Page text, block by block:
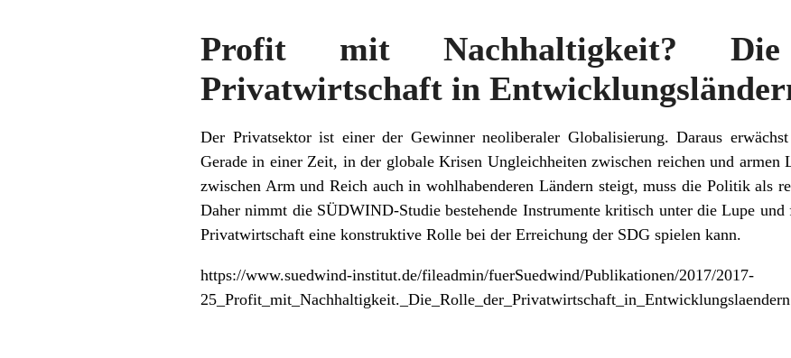
Profit mit Nachhaltigkeit?
Privatwirtschaft in
Der Privatsektor ist einer der Gewinner neoliberaler Globalisierung. Daraus
Gerade in einer Zeit, in der globale Krisen Ungleichheiten zwischen reichen und armen
zwischen Arm und Reich auch in wohlhabenderen Ländern steigt, muss die Politik als
Daher nimmt die SÜDWIND-Studie bestehende Instrumente kritisch unter die Lupe
Privatwirtschaft eine konstruktive Rolle bei der Erreichung der SDG spielen kann.
https://www.suedwind-institut.de/fileadmin/fuerSuedwind/Publikationen/2017/2017-